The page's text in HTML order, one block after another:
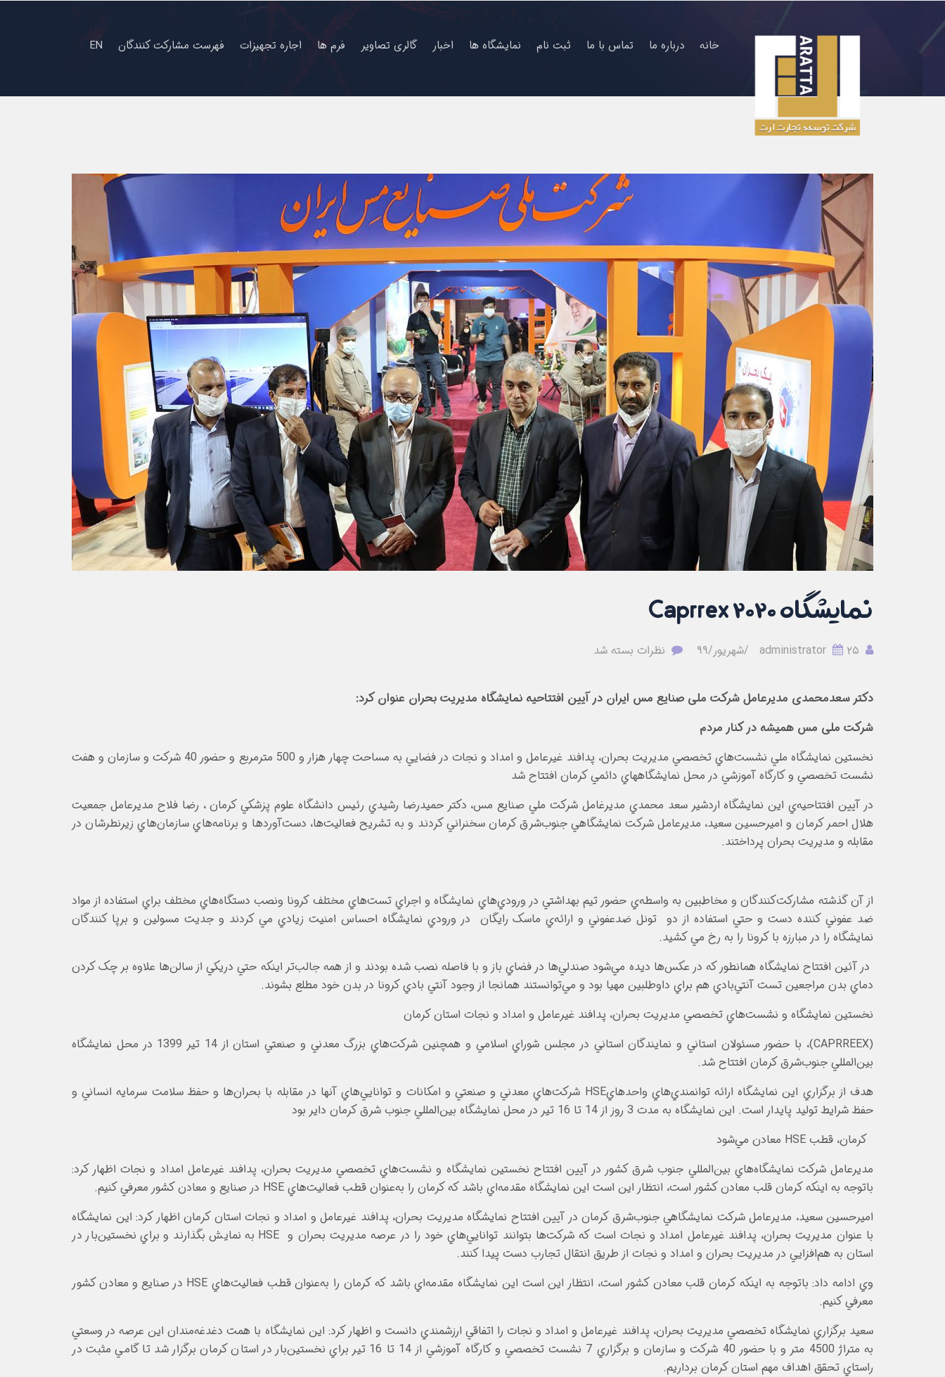
خانه درباره ما تماس با ما ثبت نام نمایشگاه ها اخبار گالری تصاویر فرم ها اجاره تجهیزات فهرست مشارکت کنندگان EN
نمایشگاه ۲۰۲۰ Caprrex
۲۵/شهریور/۹۹ نظرات بسته شد
دکتر سعدمحمدی مدیرعامل شرکت ملی صنایع مس ایران در آیین افتتاحیه نمایشگاه مدیریت بحران عنوان کرد:
شرکت ملی مس همیشه در کنار مردم
نخستين نمايشگاه ملي نشست‌هاي تخصصي مديريت بحران، پدافند غيرعامل و امداد و نجات در فضايي به مساحت چهار هزار و 500 مترمربع و حضور 40 شرکت و سازمان و هفت
نشست تخصصي و کارگاه آموزشي در محل نمايشگاههاي دائمي کرمان افتتاح شد
در آيين افتتاحيه‌ي اين نمايشگاه اردشير سعد محمدي مديرغامل شرکت ملي صنايع مس، دکتر حميدرضا رشيدي رئيس دانشگاه علوم پزشکي کرمان ، رضا فلاح مديرعامل جمعيت
هلال احمر کرمان و اميرحسين سعيد، مديرعامل شرکت نمايشگاهي جنوب‌شرق کرمان سخنراني کردند و به تشريح فعاليت‌ها، دست‌آوردها و برنامه‌هاي سازمان‌هاي زيرنطرشان در
مقابله و مديريت بحران پرداختند.
از آن گذشته مشارکت‌کنندگان و مخاطبين به واسطه‌ي حضور تيم بهداشتي در ورودي‌هاي نمايشگاه و اجراي تست‌هاي مختلف کرونا ونصب دستگاه‌هاي مختلف براي استفاده از مواد
ضد عفوني کننده دست و حتي استفاده از دو تونل ضدعفوني و ارائه‌ي ماسک رايگان در ورودي نمايشگاه احساس امنيت زيادي مي کردند و جديت مسولين و برپا کنندگان
نمايشگاه را در مبارزه با کرونا را به رخ مي کشيد.
در آئين افتتاح نمايشگاه همانطور که در عکس‌ها ديده مي‌شود صندلي‌ها در فضاي باز و با فاصله نصب شده بودند و از همه جالب‌تر اينکه حتي دريکي از سالن‌ها علاوه بر چک کردن
دماي بدن مراجعين تست آنتي‌بادي هم براي داوطلبين مهيا بود و مي‌توانستند همانجا از وجود آنتي بادي کرونا در بدن خود مطلع بشوند.
نخستين نمايشگاه و نشست‌هاي تخصصي مديريت بحران، پدافند غيرعامل و امداد و نجات استان کرمان
(CAPRREEX)، با حضور مسئولان استاني و نمايندگان استاني در مجلس شوراي اسلامي و همچنين شرکت‌هاي بزرگ معدني و صنعتي استان از 14 تير 1399 در محل نمايشگاه
بين‌المللي جنوب‌شرق کرمان افتتاح شد.
هدف از برگزاري اين نمايشگاه ارائه توانمندي‌هاي واحدهايHSE شرکت‌هاي معدني و صنعتي و امکانات و توانايي‌هاي آنها در مقابله با بحران‌ها و حفظ سلامت سرمايه انساني و
حفظ شرايط توليد پايدار است. اين نمايشگاه به مدت 3 روز از 14 تا 16 تير در محل نمايشگاه بين‌المللي جنوب شرق کرمان داير بود
کرمان، قطب HSE معادن مي‌شود
مديرعامل شرکت نمايشگاه‌هاي بين‌المللي جنوب شرق کشور در آيين افتتاح نخستين نمايشگاه و نشست‌هاي تخصصي مديريت بحران، پدافند غيرعامل امداد و نجات اظهار کرد:
باتوجه به اينکه کرمان قلب معادن کشور است، انتظار اين است اين نمايشگاه مقدمه‌اي باشد که کرمان را به‌عنوان قطب فعاليت‌هاي HSE در صنايع و معادن کشور معرفي کنيم.
اميرحسين سعيد، مديرعامل شرکت نمايشگاهي جنوب‌شرق کرمان در آيين افتتاح نمايشگاه مديريت بحران، پدافند غيرعامل و امداد و نجات استان کرمان اظهار کرد: اين نمايشگاه
با عنوان مديريت بحران، پدافند غيرعامل امداد و نجات است که شرکت‌ها بتوانند توانايي‌هاي خود را در عرصه مديريت بحران و HSE به نمايش بگذارند و براي نخستين‌بار در
استان به هم‌افزايي در مديريت بحران و امداد و نجات از طريق انتقال تجارب دست پيدا کنند.
وي ادامه داد: باتوجه به اينکه کرمان قلب معادن کشور است، انتظار اين است اين نمايشگاه مقدمه‌اي باشد که کرمان را به‌عنوان قطب فعاليت‌هاي HSE در صنايع و معادن کشور
معرفي کنيم.
سعيد برگزاري نمايشگاه تخصصي مديريت بحران، پدافند غيرعامل و امداد و نجات را اتفاقي ارزشمندي دانست و اظهار کرد: اين نمايشگاه با همت دغدغه‌مندان اين عرصه در وسعتي
به متراژ 4500 متر و با حضور 40 شرکت و سازمان و برگزاري 7 نشست تخصصي و کارگاه آموزشي از 14 تا 16 تير براي نخستين‌بار در استان کرمان برگزار شد تا گامي مثبت در
راستاي تحقق اهداف مهم استان کرمان برداريم.